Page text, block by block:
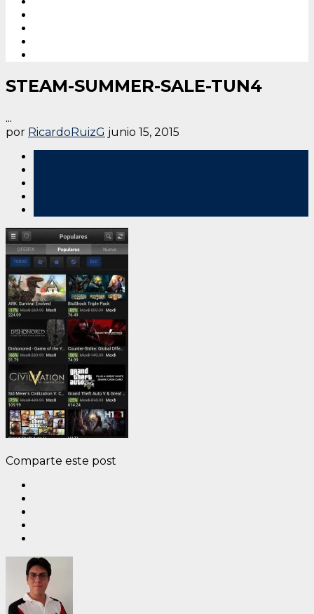
STEAM-SUMMER-SALE-TUN4
...
por RicardoRuizG junio 15, 2015
Comparte este post